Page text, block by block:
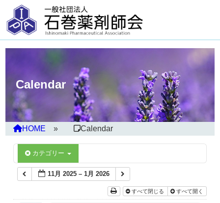
Calendar
HOME Calendar
カテゴリー
11月 2025 – 1月 2026
すべて閉じる すべて開く